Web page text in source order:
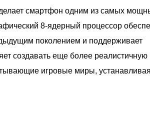
смартфон одним из самых
8-ядерный процессор
поколением и поддерживает
создавать еще более реалистичную
игровые миры,